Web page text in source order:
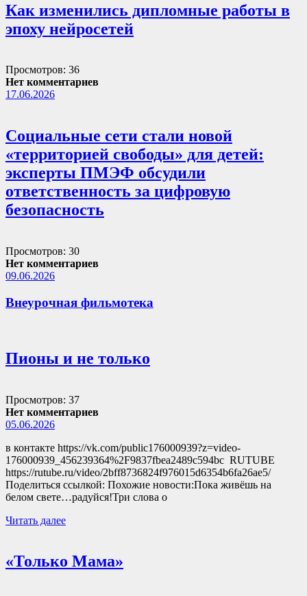
Как изменились дипломные работы в
эпоху нейросетей
Просмотров: 36
Нет комментариев
17.06.2026
Социальные сети стали новой
«территорией свободы» для детей:
эксперты ПМЭФ обсудили
ответственность за цифровую
безопасность
Просмотров: 30
Нет комментариев
09.06.2026
Внеурочная фильмотека
Пионы и не только
Просмотров: 37
Нет комментариев
05.06.2026
в контакте https://vk.com/public176000939?z=video-
176000939_456239364%2F9837fbea2489c594bc RUTUBE
https://rutube.ru/video/2bff8736824f976015d6354b6fa26ae5/
Поделиться ссылкой: Похожие новости:Пока живёшь на
белом свете…радуйся!Три слова о
Читать далее
«Только Мама»